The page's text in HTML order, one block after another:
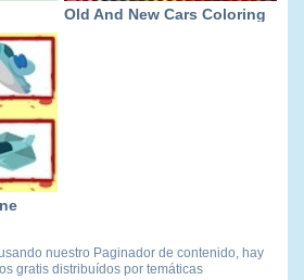
Old And New Cars Coloring
nuestro Paginador de contenido, hay
gratis distribuídos por temáticas